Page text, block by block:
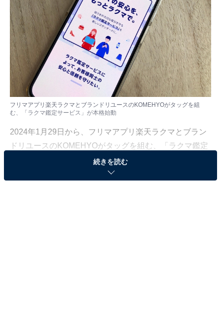
フリマアプリ楽天ラクマとブランドリユースのKOMEHYOがタッグを組
む、「ラクマ鑑定サービス」が本格始動
2024年1月29日から、フリマアプリ楽天ラクマとブラン
ドリユースのKOMEHYOがタッグを組む、「ラクマ鑑定
サービス」が本格始動しました。
続きを読む